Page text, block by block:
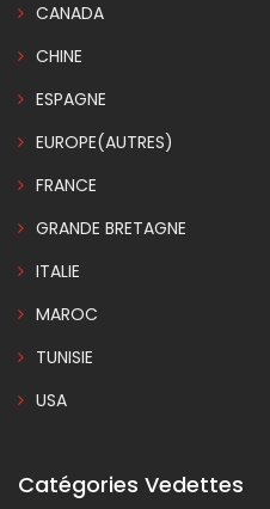
CANADA
CHINE
ESPAGNE
EUROPE(AUTRES)
FRANCE
GRANDE BRETAGNE
ITALIE
MAROC
TUNISIE
USA
Catégories Vedettes